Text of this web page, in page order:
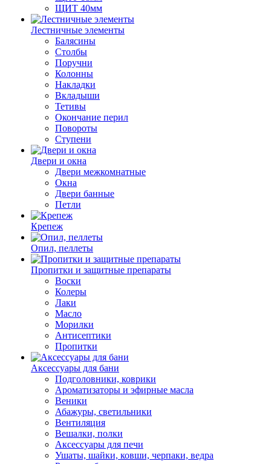
ЩИТ 40мм
Лестничные элементы
Балясины
Столбы
Поручни
Колонны
Накладки
Вкладыши
Тетивы
Окончание перил
Повороты
Ступени
Двери и окна
Двери межкомнатные
Окна
Двери банные
Петли
Крепеж
Опил, пеллеты
Пропитки и защитные препараты
Воски
Колеры
Лаки
Масло
Морилки
Антисептики
Пропитки
Аксессуары для бани
Подголовники, коврики
Ароматизаторы и эфирные масла
Веники
Абажуры, светильники
Вентиляция
Вешалки, полки
Аксессуары для печи
Ушаты, шайки, ковши, черпаки, ведра